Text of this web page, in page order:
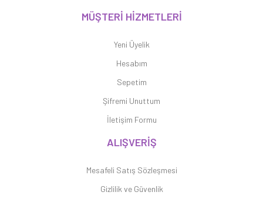
MÜŞTERİ HİZMETLERİ
Yeni Üyelik
Hesabım
Sepetim
Şifremi Unuttum
İletişim Formu
ALIŞVERİŞ
Mesafeli Satış Sözleşmesi
Gizlilik ve Güvenlik